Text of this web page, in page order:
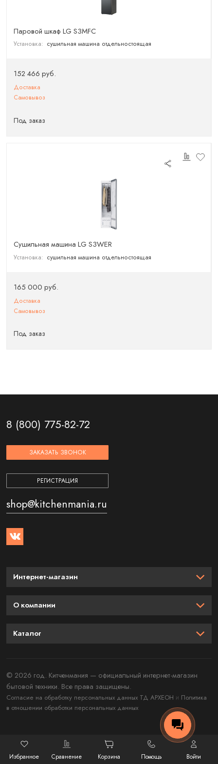
Паровой шкаф LG S3MFC
Установка: сушильная машина отдельностоящая
152 466 руб.
Доставка
Самовывоз
Под заказ
Сушильная машина LG S3WER
Установка: сушильная машина отдельностоящая
165 000 руб.
Доставка
Самовывоз
Под заказ
8 (800) 775-82-72
ЗАКАЗАТЬ ЗВОНОК
РЕГИСТРАЦИЯ
shop@kitchenmania.ru
Интернет-магазин
О компании
Каталог
© 2026 год. Китченмания — официальный интернет-магазин
бытовой техники. Все права защищены.
Согласие на обработку персональных данных ТД АРХЕОН и Политика
в отношении обработки персональных данных
Избранное Сравнение Корзина Помощь Войти